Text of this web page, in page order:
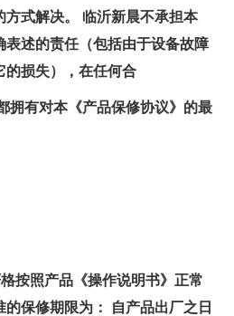
方式解决。 临沂新晨不承担本
表述的责任（包括由于设备故障
的损失），在任何合
拥有对本《产品保修协议》的最
按照产品《操作说明书》正常
保修期限为： 自产品出厂之日